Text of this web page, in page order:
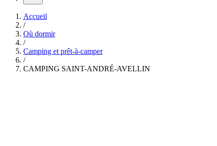
Accueil
/
Où dormir
/
Camping et prêt-à-camper
/
CAMPING SAINT-ANDRÉ-AVELLIN